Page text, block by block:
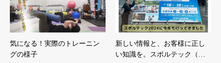
気になる！実際のトレーニン
グの様子
新しい情報と、お客様に正し
い知識を。スポルテック（…